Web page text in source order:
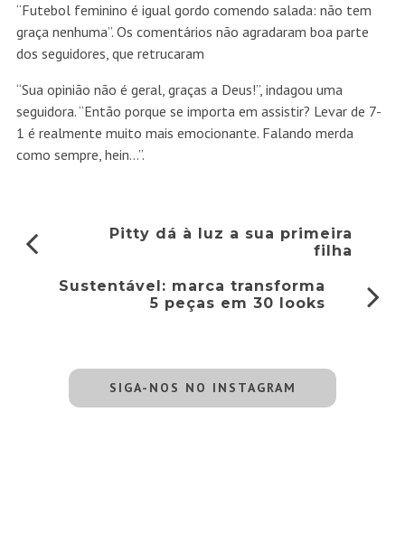
“Futebol feminino é igual gordo comendo salada: não tem
graça nenhuma”. Os comentários não agradaram boa parte
dos seguidores, que retrucaram
“Sua opinião não é geral, graças a Deus!”, indagou uma
seguidora. “Então porque se importa em assistir? Levar de 7-
1 é realmente muito mais emocionante. Falando merda
como sempre, hein…”.
Pitty dá à luz a sua primeira
filha
Sustentável: marca transforma
5 peças em 30 looks
SIGA-NOS NO INSTAGRAM